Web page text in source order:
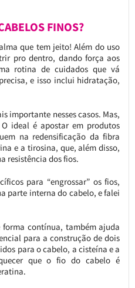
FINOS?
que tem jeito! Além do uso
pro dentro, dando força aos
rotina de cuidados que vá
e isso inclui hidratação,
importante nesses casos. Mas,
ideal é apostar em produtos
na redensificação da fibra
e a tirosina, que, além disso,
resistência dos fios.
para “engrossar” os fios,
parte interna do cabelo, e falei
contínua, também ajuda
para a construção de dois
para o cabelo, a cisteína e a
que o fio do cabelo é